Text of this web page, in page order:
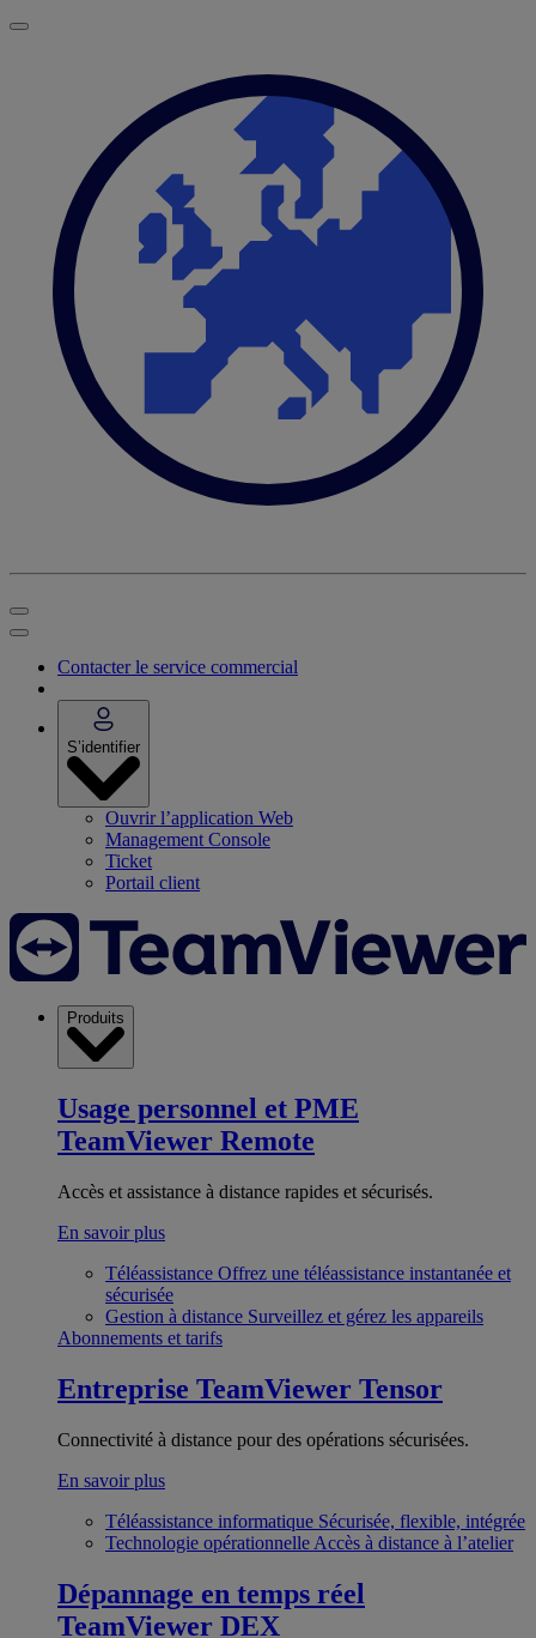
Contacter le service commercial
S’identifier
Ouvrir l’application Web
Management Console
Ticket
Portail client
Produits
Usage personnel et PME
TeamViewer Remote
Accès et assistance à distance rapides et sécurisés.
En savoir plus
Téléassistance Offrez une téléassistance instantanée et
sécurisée
Gestion à distance Surveillez et gérez les appareils
Abonnements et tarifs
Entreprise TeamViewer Tensor
Connectivité à distance pour des opérations sécurisées.
En savoir plus
Téléassistance informatique Sécurisée, flexible, intégrée
Technologie opérationnelle Accès à distance à l’atelier
Dépannage en temps réel
TeamViewer DEX